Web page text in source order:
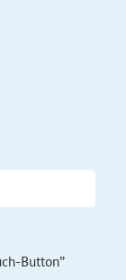
Button”